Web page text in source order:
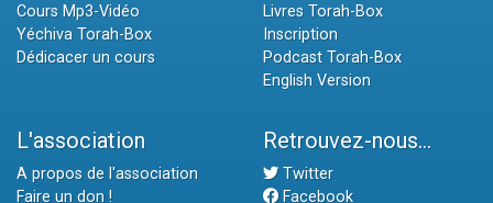
Cours Mp3-Vidéo
Yéchiva Torah-Box
Dédicacer un cours
Livres Torah-Box
Inscription
Podcast Torah-Box
English Version
L'association
A propos de l'association
Faire un don !
Retrouvez-nous...
Twitter
Facebook